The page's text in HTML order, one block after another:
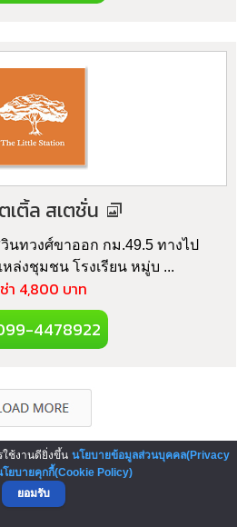
เติ้ล สเตชั่น
นทวงศ์ขาออก กม.49.5 ทางไป
หล่งชุมชน โรงเรียน หมู่บ ...
ช่า 4,800 บาท
4478922
▲ GO TO TOP
ใช้งานดียิ่งขึ้น นโยบายข้อมูลส่วนบุคคล(Privacy
โยบายคุกกี้(Cookie Policy)
ยอมรับ